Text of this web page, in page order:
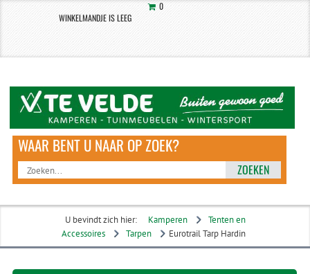
0
WINKELMANDJE IS LEEG
ZOEKEN
U bevindt zich hier: Kamperen
Tenten en
Accessoires
Tarpen Eurotrail Tarp Hardin